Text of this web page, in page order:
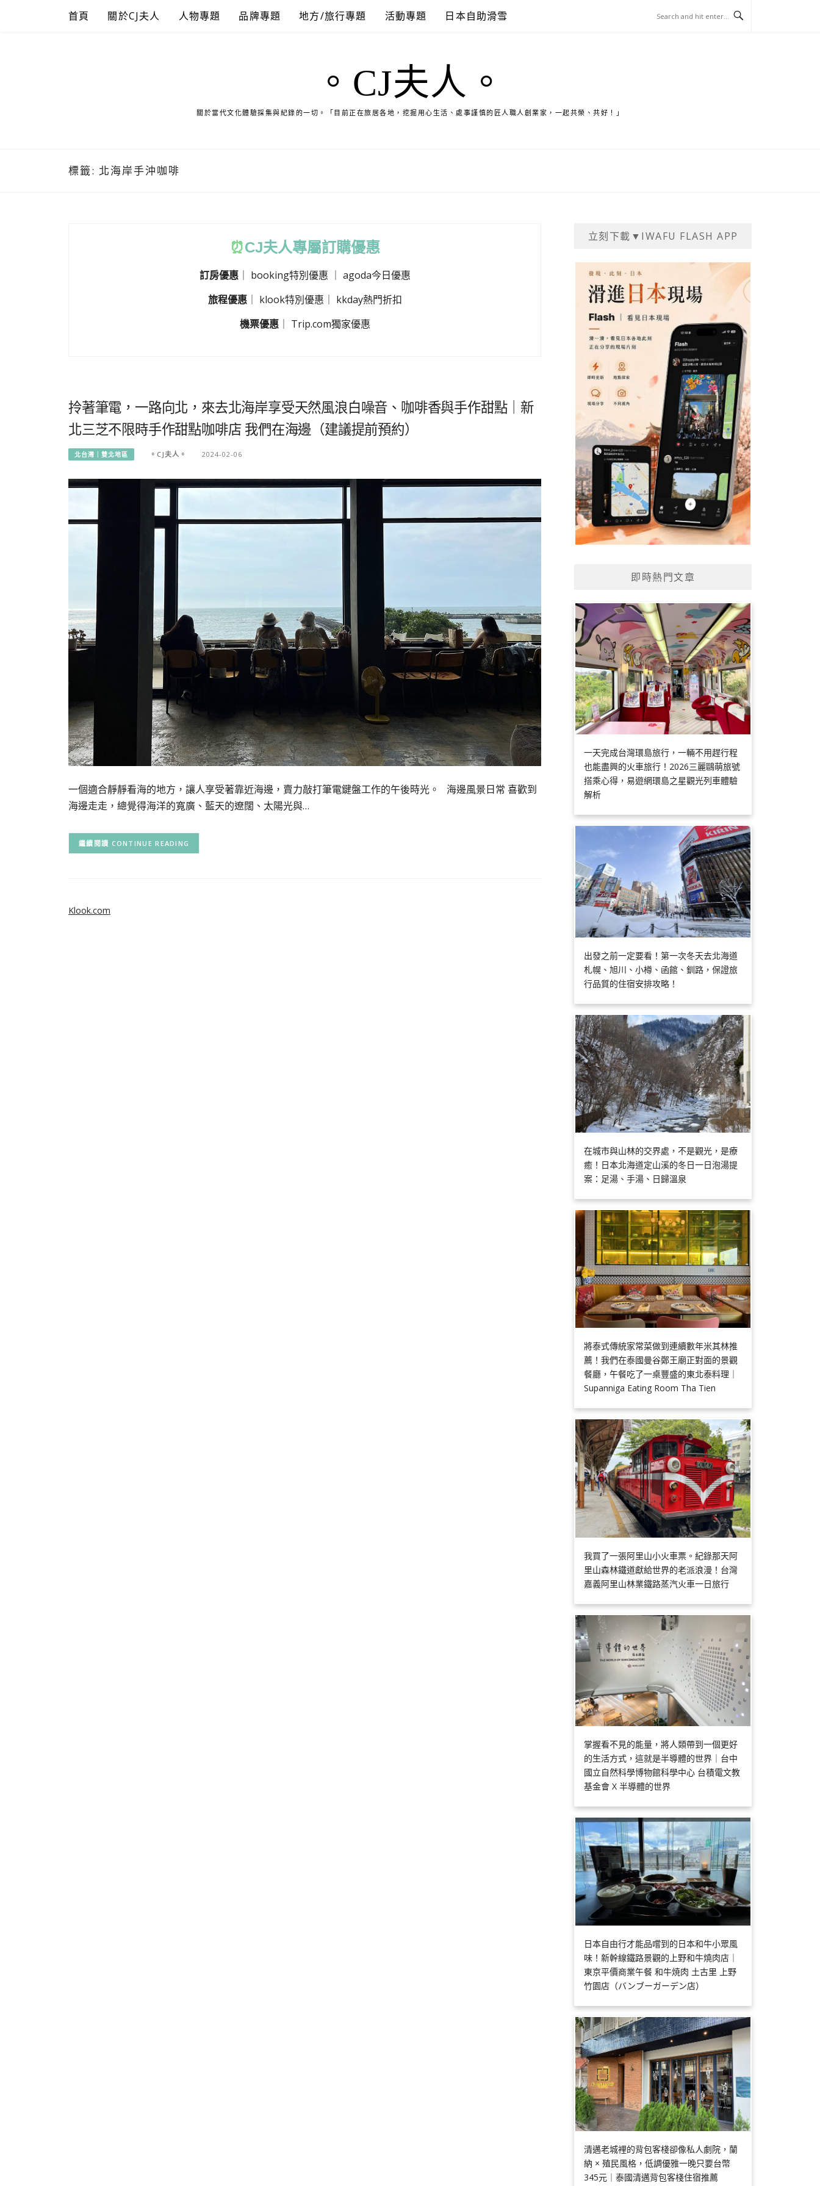
首頁 關於CJ夫人 人物專題 品牌專題 地方/旅行專題 活動專題 日本自助滑雪
。CJ夫人。
關於當代文化體驗採集與紀錄的一切。「目前正在旅居各地，挖掘用心生活、處事謹慎的匠人職人創業家，一起共榮、共好！」
標籤: 北海岸手沖咖啡
⏰CJ夫人專屬訂購優惠
訂房優惠｜ booking特別優惠
agoda今日優惠
旅程優惠｜ klook特別優惠
kkday熱門折扣
機票優惠｜ Trip.com獨家優惠
拎著筆電，一路向北，來去北海岸享受天然風浪白噪音、咖啡香與手作甜點｜新
北三芝不限時手作甜點咖啡店 我們在海邊（建議提前預約）
北台灣｜雙北地區 。CJ夫人。 2024-02-06
一個適合靜靜看海的地方，讓人享受著靠近海邊，賣力敲打筆電鍵盤工作的午後時光。 海邊風景日常 喜歡到
海邊走走，總覺得海洋的寬廣、藍天的遼闊、太陽光與…
CONTINUE READING
立刻下載▼IWAFU FLASH APP
即時熱門文章
一天完成台灣環島旅行，一輛不用趕行程
也能盡興的火車旅行！2026三麗鷗萌旅號
搭乘心得，易遊網環島之星觀光列車體驗
解析
出發之前一定要看！第一次冬天去北海道
札幌、旭川、小樽、函館、釧路，保證旅
行品質的住宿安排攻略！
在城市與山林的交界處，不是觀光，是療
癒！日本北海道定山溪的冬日一日泡湯提
案：足湯、手湯、日歸溫泉
將泰式傳統家常菜做到連續數年米其林推
薦！我們在泰國曼谷鄭王廟正對面的景觀
餐廳，午餐吃了一桌豐盛的東北泰料理｜
Supanniga Eating Room Tha Tien
我買了一張阿里山小火車票。紀錄那天阿
里山森林鐵道獻給世界的老派浪漫！台灣
嘉義阿里山林業鐵路蒸汽火車一日旅行
掌握看不見的能量，將人類帶到一個更好
的生活方式，這就是半導體的世界｜台中
國立自然科學博物館科學中心 台積電文教
基金會 X 半導體的世界
日本自由行才能品嚐到的日本和牛小眾風
味！新幹線鐵路景觀的上野和牛燒肉店｜
東京平價商業午餐 和牛焼肉 土古里 上野
竹園店（バンブーガーデン店）
清邁老城裡的背包客棧卻像私人劇院，蘭
納 × 殖民風格，低調優雅一晚只要台幣
345元｜泰國清邁背包客棧住宿推薦
Klook.com